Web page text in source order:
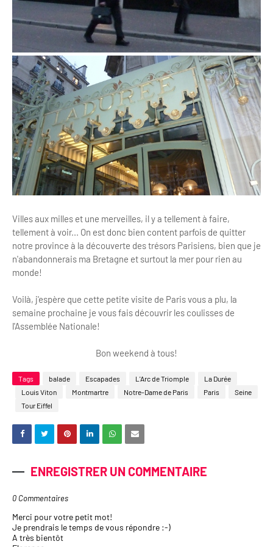
Villes aux milles et une merveilles, il y a tellement à faire,
tellement à voir... On est donc bien content parfois de quitter
notre province à la découverte des trésors Parisiens, bien que je
n'abandonnerais ma Bretagne et surtout la mer pour rien au
monde!
Voilà, j'espère que cette petite visite de Paris vous a plu, la
semaine prochaine je vous fais découvrir les coulisses de
l'Assemblée Nationale!
Bon weekend à tous!
Tags balade Escapades L'Arc de Triomple
La Durée
Louis Viton
Montmartre Notre-Dame de Paris Paris
Seine
Tour Eiffel
ENREGISTRER UN COMMENTAIRE
0 Commentaires
Merci pour votre petit mot!
Je prendrais le temps de vous répondre :-)
A très bientôt